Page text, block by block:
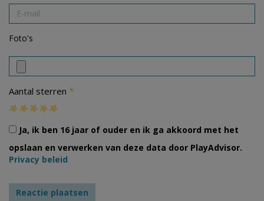
Foto's
Aantal sterren *
Ja, ik ben 16 jaar of ouder en ik ga akkoord met het
opslaan en verwerken van deze data door PlayAdvisor.
Privacy beleid